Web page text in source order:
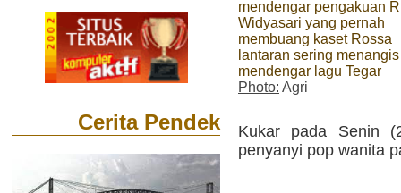
Cerita Pendek
mendengar pengakuan
Widyasari yang pernah
membuang kaset Rossa
lantaran sering menangis
mendengar lagu Tegar
Photo: Agri
Kukar pada Senin
penyanyi pop wanita